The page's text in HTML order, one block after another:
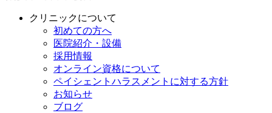
クリニックについて
初めての方へ
医院紹介・設備
採用情報
オンライン資格について
ペイシェントハラスメントに対する方針
お知らせ
ブログ